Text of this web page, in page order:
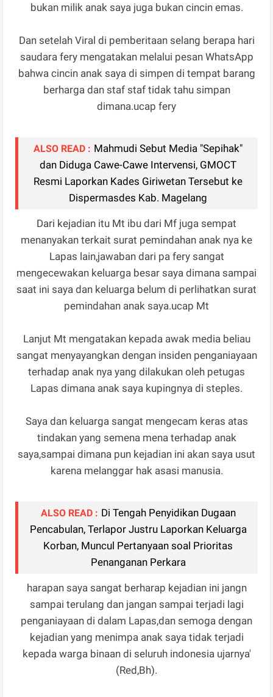
bukan milik anak saya juga bukan cincin emas.
Dan setelah Viral di pemberitaan selang berapa hari
saudara fery mengatakan melalui pesan WhatsApp
bahwa cincin anak saya di simpen di tempat barang
berharga dan staf staf tidak tahu simpan
dimana.ucap fery
ALSO READ : Mahmudi Sebut Media "Sepihak"
dan Diduga Cawe-Cawe Intervensi, GMOCT
Resmi Laporkan Kades Giriwetan Tersebut ke
Dispermasdes Kab. Magelang
Dari kejadian itu Mt ibu dari Mf juga sempat
menanyakan terkait surat pemindahan anak nya ke
Lapas lain,jawaban dari pa fery sangat
mengecewakan keluarga besar saya dimana sampai
saat ini saya dan keluarga belum di perlihatkan surat
pemindahan anak saya.ucap Mt
Lanjut Mt mengatakan kepada awak media beliau
sangat menyayangkan dengan insiden penganiayaan
terhadap anak nya yang dilakukan oleh petugas
Lapas dimana anak saya kupingnya di steples.
Saya dan keluarga sangat mengecam keras atas
tindakan yang semena mena terhadap anak
saya,sampai dimana pun kejadian ini akan saya usut
karena melanggar hak asasi manusia.
ALSO READ : Di Tengah Penyidikan Dugaan
Pencabulan, Terlapor Justru Laporkan Keluarga
Korban, Muncul Pertanyaan soal Prioritas
Penanganan Perkara
harapan saya sangat berharap kejadian ini jangn
sampai terulang dan jangan sampai terjadi lagi
penganiayaan di dalam Lapas,dan semoga dengan
kejadian yang menimpa anak saya tidak terjadi
kepada warga binaan di seluruh indonesia ujarnya'
(Red,Bh).